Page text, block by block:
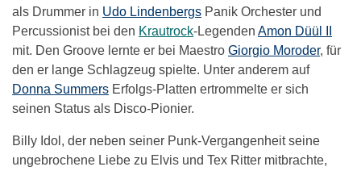
als Drummer in Udo Lindenbergs Panik Orchester und
Percussionist bei den Krautrock-Legenden Amon Düül II
mit. Den Groove lernte er bei Maestro Giorgio Moroder, für
den er lange Schlagzeug spielte. Unter anderem auf
Donna Summers Erfolgs-Platten ertrommelte er sich
seinen Status als Disco-Pionier.
Billy Idol, der neben seiner Punk-Vergangenheit seine
ungebrochene Liebe zu Elvis und Tex Ritter mitbrachte,